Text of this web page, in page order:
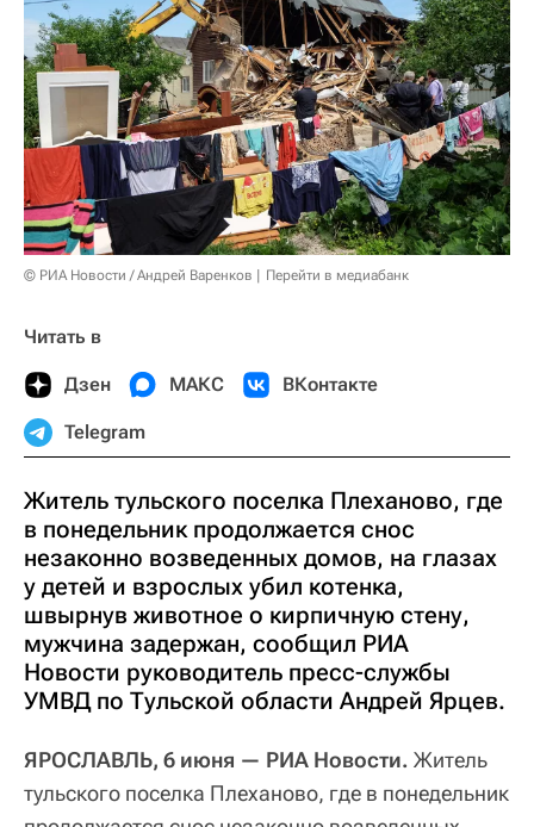
© РИА Новости / Андрей Варенков Перейти в медиабанк
Читать в
Дзен МАКС ВКонтакте
Telegram
Житель тульского поселка Плеханово, где
в понедельник продолжается снос
незаконно возведенных домов, на глазах
у детей и взрослых убил котенка,
швырнув животное о кирпичную стену,
мужчина задержан, сообщил РИА
Новости руководитель пресс-службы
УМВД по Тульской области Андрей Ярцев.
ЯРОСЛАВЛЬ, 6 июня — РИА Новости. Житель
тульского поселка Плеханово, где в понедельник